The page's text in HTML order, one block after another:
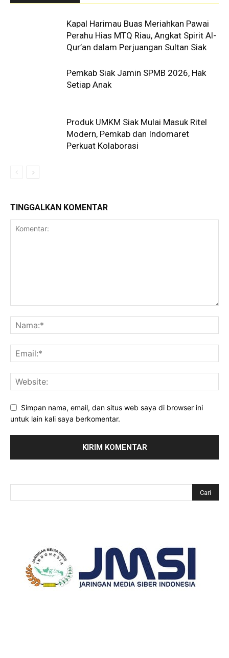
Kapal Harimau Buas Meriahkan Pawai
Perahu Hias MTQ Riau, Angkat Spirit Al-
Qur’an dalam Perjuangan Sultan Siak
Pemkab Siak Jamin SPMB 2026, Hak
Setiap Anak
Produk UMKM Siak Mulai Masuk Ritel
Modern, Pemkab dan Indomaret
Perkuat Kolaborasi
TINGGALKAN KOMENTAR
Simpan nama, email, dan situs web saya di browser ini
untuk lain kali saya berkomentar.